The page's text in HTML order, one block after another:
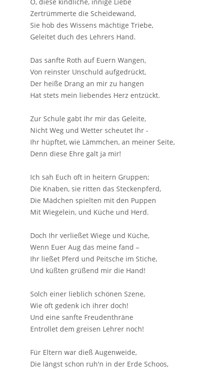
Zertrümmerte die Scheidewand,
Sie hob des Wissens mächtige Triebe,
Geleitet duch des Lehrers Hand.
Das sanfte Roth auf Euern Wangen,
Von reinster Unschuld aufgedrückt,
Der heiße Drang an mir zu hangen
Hat stets mein liebendes Herz entzückt.
Zur Schule gabt Ihr mir das Geleite,
Nicht Weg und Wetter scheutet Ihr -
Ihr hüpftet, wie Lämmchen, an meiner Seite,
Denn diese Ehre galt ja mir!
Ich sah Euch oft in heitern Gruppen;
Die Knaben, sie ritten das Steckenpferd,
Die Mädchen spielten mit den Puppen
Mit Wiegelein, und Küche und Herd.
Doch Ihr verließet Wiege und Küche,
Wenn Euer Aug das meine fand –
Ihr ließet Pferd und Peitsche im Stiche,
Und küßten grüßend mir die Hand!
Solch einer lieblich schönen Szene,
Wie oft gedenk ich ihrer doch!
Und eine sanfte Freudenthräne
Entrollet dem greisen Lehrer noch!
Für Eltern war dieß Augenweide,
Die längst schon ruh'n in der Erde Schoos,